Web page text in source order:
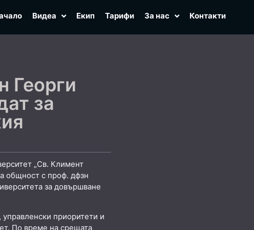
Видеа Екип Тарифи За нас Контакти
Георги
за
„Св. Климент
общност с проф. дфзн
за довършване
приоритети и
По време на срещата